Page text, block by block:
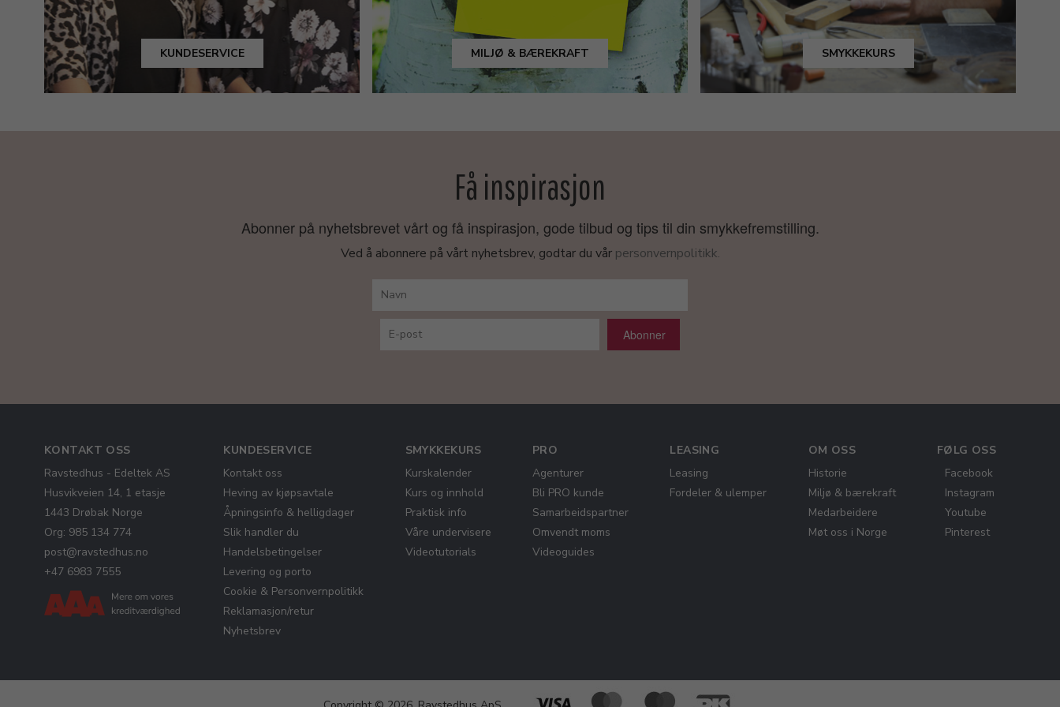
KUNDESERVICE MILJØ & BÆREKRAFT SMYKKEKURS
Få inspirasjon
Abonner på nyhetsbrevet vårt og få inspirasjon, gode tilbud og tips til din smykkefremstilling.
Ved å abonnere på vårt nyhetsbrev, godtar du vår personvernpolitikk.
Abonner
KONTAKT OSS
Ravstedhus - Edeltek AS
Husvikveien 14, 1 etasje
1443 Drøbak Norge
Org: 985 134 774
post@ravstedhus.no
+47 6983 7555
KUNDESERVICE
Kontakt oss
Heving av kjøpsavtale
Åpningsinfo & helligdager
Slik handler du
Handelsbetingelser
Levering og porto
Cookie & Personvernpolitikk
Reklamasjon/retur
Nyhetsbrev
SMYKKEKURS
Kurskalender
Kurs og innhold
Praktisk info
Våre undervisere
Videotutorials
PRO
Agenturer
Bli PRO kunde
Samarbeidspartner
Omvendt moms
Videoguides
LEASING
Leasing
Fordeler & ulemper
OM OSS
Historie
Miljø & bærekraft
Medarbeidere
Møt oss i Norge
FØLG OSS
Facebook
Instagram
Youtube
Pinterest